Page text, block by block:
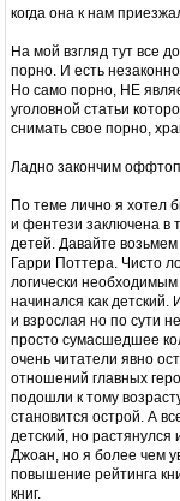
когда она к нам
На мой взгляд тут все
порно. И есть
Но само порно, НЕ
уголовной статьи
снимать свое порно,
Ладно закончим
По теме лично я хотел
и фентези заключена в
детей. Давайте
Гарри Поттера. Чисто
логически
начинался как детский.
и взрослая но по сути
просто сумасшедшее
очень читатели явно
отношений главных
подошли к тому
становится острой. А
детский, но
Джоан, но я более чем
повышение рейтинга
книг.